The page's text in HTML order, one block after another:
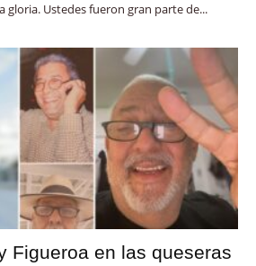
gloria. Ustedes fueron gran parte de...
Figueroa en las queseras